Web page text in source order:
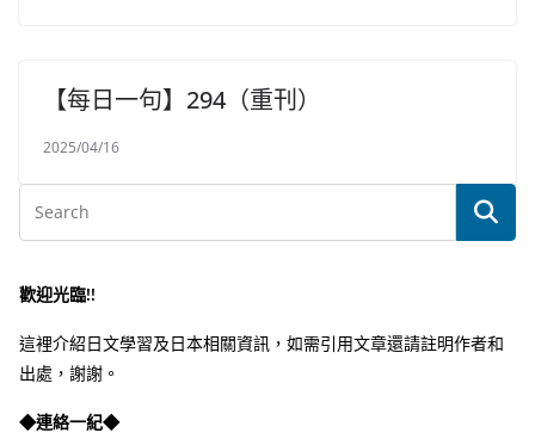
【每日一句】294（重刊）
2025/04/16
歡迎光臨!!
這裡介紹日文學習及日本相關資訊，如需引用文章還請註明作者和
出處，謝謝。
◆連絡一紀◆